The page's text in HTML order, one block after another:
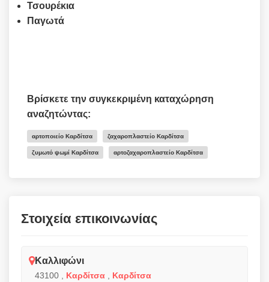
Τσουρέκια
Παγωτά
Βρίσκετε την συγκεκριμένη καταχώρηση
αναζητώντας:
αρτοποιείο Καρδίτσα ζαχαροπλαστείο Καρδίτσα
ζυμωτό ψωμί Καρδίτσα αρτοζαχαροπλαστείο Καρδίτσα
Στοιχεία επικοινωνίας
Καλλιφώνι
43100 Καρδίτσα Καρδίτσα